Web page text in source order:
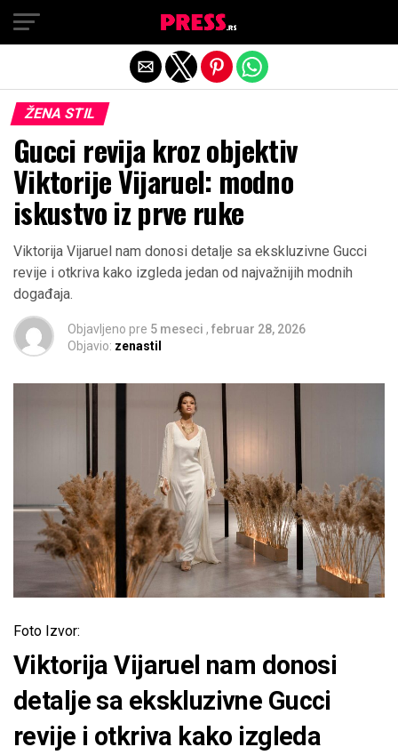
ŽENA STIL
Gucci revija kroz objektiv
Viktorije Vijaruel: modno
iskustvo iz prve ruke
Viktorija Vijaruel nam donosi detalje sa ekskluzivne Gucci
revije i otkriva kako izgleda jedan od najvažnijih modnih
događaja.
Objavljeno pre 5 meseci , februar 28, 2026
Objavio: zenastil
Foto Izvor:
Viktorija Vijaruel nam donosi
detalje sa ekskluzivne Gucci
revije i otkriva kako izgleda
Exit mobile version